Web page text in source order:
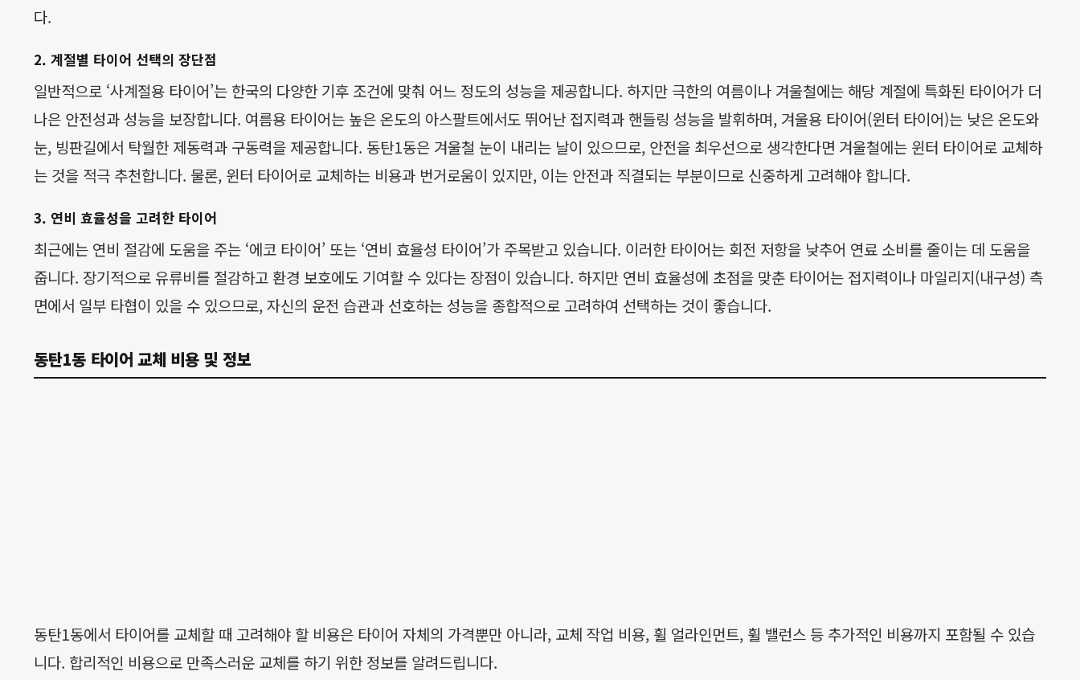
다.
2. 계절별 타이어 선택의 장단점
일반적으로 ‘사계절용 타이어’는 한국의 다양한 기후 조건에 맞춰 어느 정도의 성능을 제공합니다. 하지만 극한의 여름이나 겨울철에는 해당 계절에 특화된 타이어가 더
나은 안전성과 성능을 보장합니다. 여름용 타이어는 높은 온도의 아스팔트에서도 뛰어난 접지력과 핸들링 성능을 발휘하며, 겨울용 타이어(윈터 타이어)는 낮은 온도와
눈, 빙판길에서 탁월한 제동력과 구동력을 제공합니다. 동탄1동은 겨울철 눈이 내리는 날이 있으므로, 안전을 최우선으로 생각한다면 겨울철에는 윈터 타이어로 교체하
는 것을 적극 추천합니다. 물론, 윈터 타이어로 교체하는 비용과 번거로움이 있지만, 이는 안전과 직결되는 부분이므로 신중하게 고려해야 합니다.
3. 연비 효율성을 고려한 타이어
최근에는 연비 절감에 도움을 주는 ‘에코 타이어’ 또는 ‘연비 효율성 타이어’가 주목받고 있습니다. 이러한 타이어는 회전 저항을 낮추어 연료 소비를 줄이는 데 도움을
줍니다. 장기적으로 유류비를 절감하고 환경 보호에도 기여할 수 있다는 장점이 있습니다. 하지만 연비 효율성에 초점을 맞춘 타이어는 접지력이나 마일리지(내구성) 측
면에서 일부 타협이 있을 수 있으므로, 자신의 운전 습관과 선호하는 성능을 종합적으로 고려하여 선택하는 것이 좋습니다.
동탄1동 타이어 교체 비용 및 정보
동탄1동에서 타이어를 교체할 때 고려해야 할 비용은 타이어 자체의 가격뿐만 아니라, 교체 작업 비용, 휠 얼라인먼트, 휠 밸런스 등 추가적인 비용까지 포함될 수 있습
니다. 합리적인 비용으로 만족스러운 교체를 하기 위한 정보를 알려드립니다.